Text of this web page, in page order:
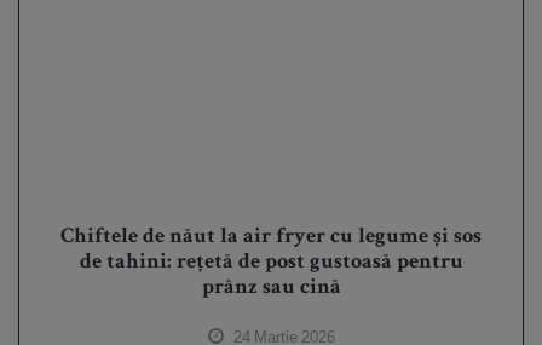
Chiftele de năut la air fryer cu legume și sos
de tahini: rețetă de post gustoasă pentru
prânz sau cină
24 Martie 2026